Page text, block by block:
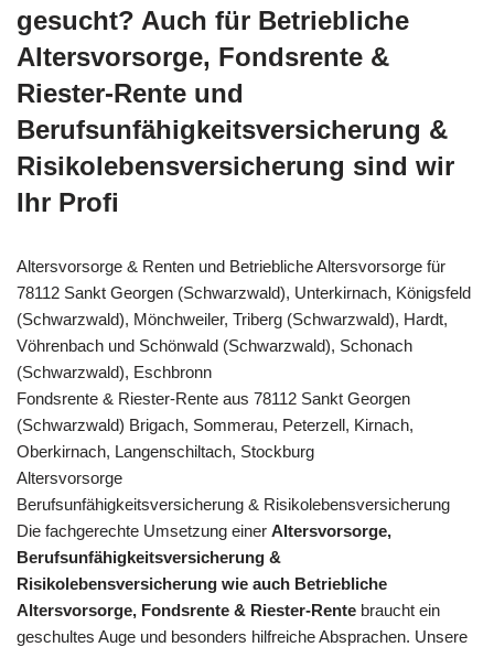
gesucht? Auch für Betriebliche
Altersvorsorge, Fondsrente &
Riester-Rente und
Berufsunfähigkeitsversicherung &
Risikolebensversicherung sind wir
Ihr Profi
Altersvorsorge & Renten und Betriebliche Altersvorsorge für
78112 Sankt Georgen (Schwarzwald), Unterkirnach, Königsfeld
(Schwarzwald), Mönchweiler, Triberg (Schwarzwald), Hardt,
Vöhrenbach und Schönwald (Schwarzwald), Schonach
(Schwarzwald), Eschbronn
Fondsrente & Riester-Rente aus 78112 Sankt Georgen
(Schwarzwald) Brigach, Sommerau, Peterzell, Kirnach,
Oberkirnach, Langenschiltach, Stockburg
Altersvorsorge
Berufsunfähigkeitsversicherung & Risikolebensversicherung
Die fachgerechte Umsetzung einer Altersvorsorge,
Berufsunfähigkeitsversicherung &
Risikolebensversicherung wie auch Betriebliche
Altersvorsorge, Fondsrente & Riester-Rente braucht ein
geschultes Auge und besonders hilfreiche Absprachen. Unsere